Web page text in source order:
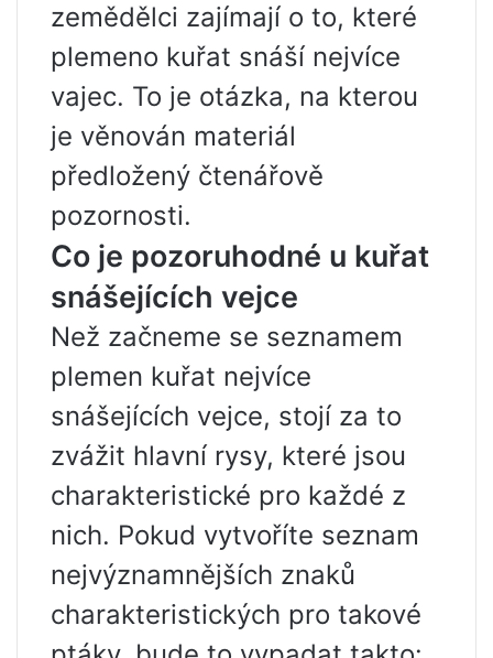
zemědělci zajímají o to, které
plemeno kuřat snáší nejvíce
vajec. To je otázka, na kterou
je věnován materiál
předložený čtenářově
pozornosti.
Co je pozoruhodné u kuřat
snášejících vejce
Než začneme se seznamem
plemen kuřat nejvíce
snášejících vejce, stojí za to
zvážit hlavní rysy, které jsou
charakteristické pro každé z
nich. Pokud vytvoříte seznam
nejvýznamnějších znaků
charakteristických pro takové